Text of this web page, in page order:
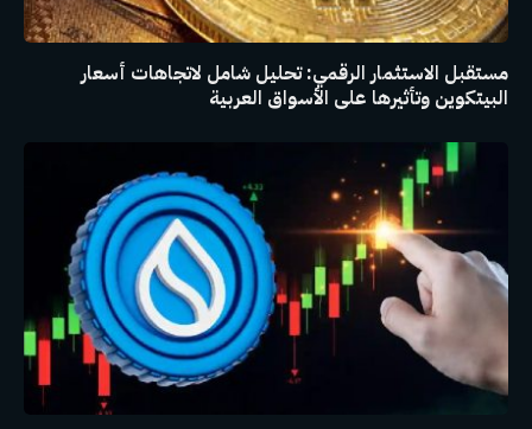
مستقبل الاستثمار الرقمي: تحليل شامل لاتجاهات أسعار
البيتكوين وتأثيرها على الأسواق العربية